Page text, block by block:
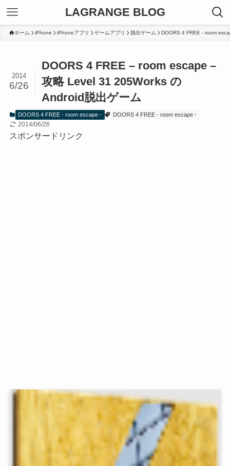
LAGRANGE BLOG
ホーム iPhone iPhoneアプリ ゲームアプリ 脱出ゲーム DOORS 4 FREE - room
DOORS 4 FREE – room escape –
攻略 Level 31 205Works の
Android脱出ゲーム
2014
6/26
DOORS 4 FREE - room escape - DOORS 4 FREE - room escape -
2014/06/26
スポンサードリンク